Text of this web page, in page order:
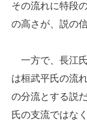
その流れに特段
の高さが、説の
一方で、長江
は桓武平氏の流
の分流とする説
氏の支流ではな